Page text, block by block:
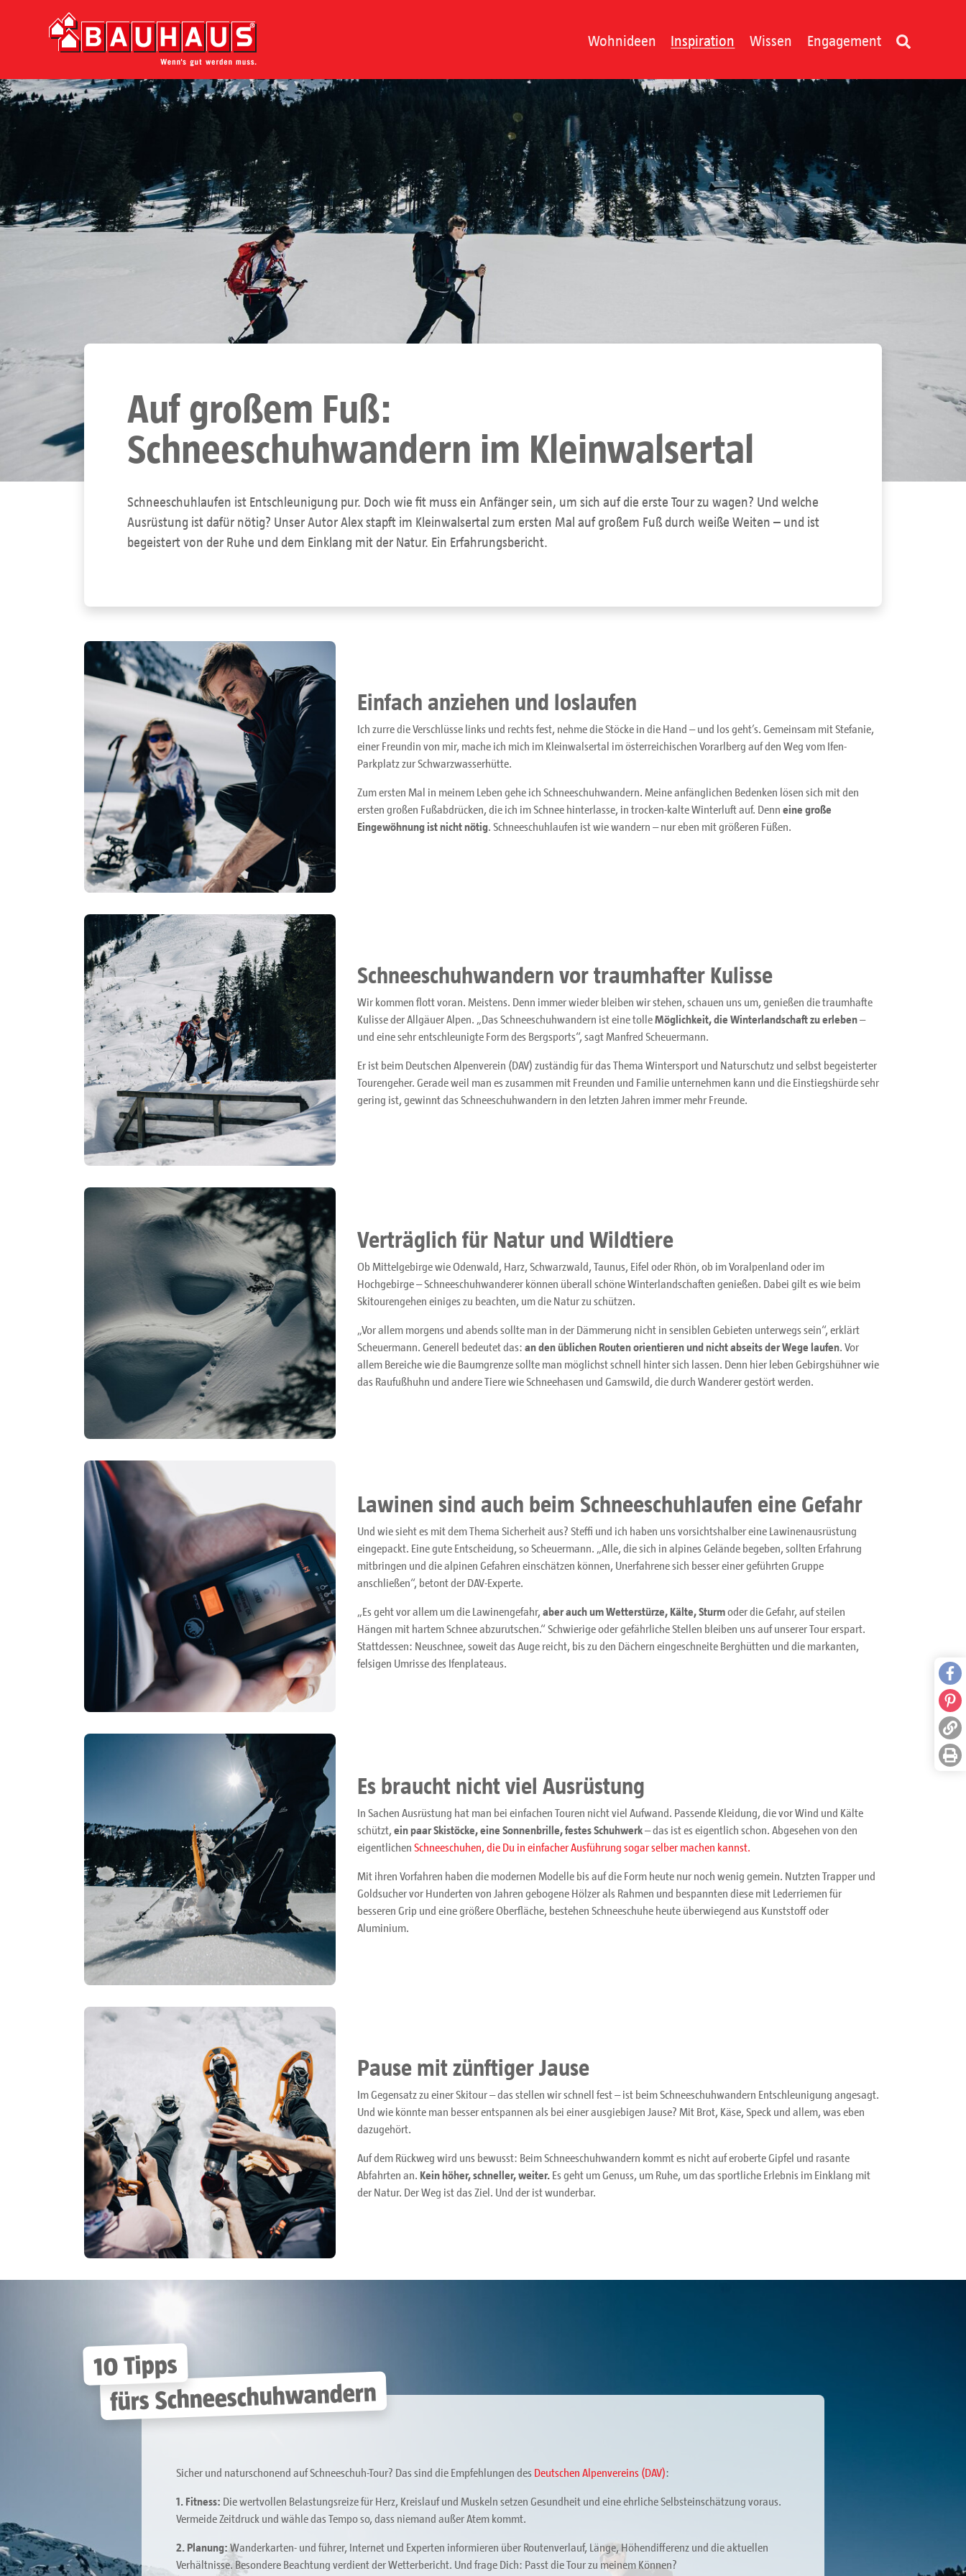
Wohnideen Inspiration Wissen Engagement
Auf großem Fuß:
Schneeschuhwandern im Kleinwalsertal
Schneeschuhlaufen ist Entschleunigung pur. Doch wie fit muss ein Anfänger sein, um sich auf die erste Tour zu wagen? Und welche
Ausrüstung ist dafür nötig? Unser Autor Alex stapft im Kleinwalsertal zum ersten Mal auf großem Fuß durch weiße Weiten – und ist
begeistert von der Ruhe und dem Einklang mit der Natur. Ein Erfahrungsbericht.
Einfach anziehen und loslaufen
Ich zurre die Verschlüsse links und rechts fest, nehme die Stöcke in die Hand – und los geht’s. Gemeinsam mit Stefanie,
einer Freundin von mir, mache ich mich im Kleinwalsertal im österreichischen Vorarlberg auf den Weg vom Ifen-
Parkplatz zur Schwarzwasserhütte.
Zum ersten Mal in meinem Leben gehe ich Schneeschuhwandern. Meine anfänglichen Bedenken lösen sich mit den
ersten großen Fußabdrücken, die ich im Schnee hinterlasse, in trocken-kalte Winterluft auf. Denn eine große
Eingewöhnung ist nicht nötig . Schneeschuhlaufen ist wie wandern – nur eben mit größeren Füßen.
Schneeschuhwandern vor traumhafter Kulisse
Wir kommen flott voran. Meistens. Denn immer wieder bleiben wir stehen, schauen uns um, genießen die traumhafte
Kulisse der Allgäuer Alpen. „Das Schneeschuhwandern ist eine tolleMöglichkeit, die Winterlandschaft zu erleben–
und eine sehr entschleunigte Form des Bergsports“, sagt Manfred Scheuermann.
Er ist beim Deutschen Alpenverein (DAV) zuständig für das Thema Wintersport und Naturschutz und selbst begeisterter
Tourengeher. Gerade weil man es zusammen mit Freunden und Familie unternehmen kann und die Einstiegshürde sehr
gering ist, gewinnt das Schneeschuhwandern in den letzten Jahren immer mehr Freunde.
Verträglich für Natur und Wildtiere
Ob Mittelgebirge wie Odenwald, Harz, Schwarzwald, Taunus, Eifel oder Rhön, ob im Voralpenland oder im
Hochgebirge – Schneeschuhwanderer können überall schöne Winterlandschaften genießen. Dabei gilt es wie beim
Skitourengehen einiges zu beachten, um die Natur zu schützen.
„Vor allem morgens und abends sollte man in der Dämmerung nicht in sensiblen Gebieten unterwegs sein“, erklärt
Scheuermann. Generell bedeutet das: an den üblichen Routen orientieren und nicht abseits der Wege laufen . Vor
allem Bereiche wie die Baumgrenze sollte man möglichst schnell hinter sich lassen. Denn hier leben Gebirgshühner wie
das Raufußhuhn und andere Tiere wie Schneehasen und Gamswild, die durch Wanderer gestört werden.
Lawinen sind auch beim Schneeschuhlaufen eine Gefahr
Und wie sieht es mit dem Thema Sicherheit aus? Steffi und ich haben uns vorsichtshalber eine Lawinenausrüstung
eingepackt. Eine gute Entscheidung, so Scheuermann. „Alle, die sich in alpines Gelände begeben, sollten Erfahrung
mitbringen und die alpinen Gefahren einschätzen können, Unerfahrene sich besser einer geführten Gruppe
anschließen“, betont der DAV-Experte.
„Es geht vor allem um die Lawinengefahr, aber auch um Wetterstürze, Kälte, Sturmoder die Gefahr, auf steilen
Hängen mit hartem Schnee abzurutschen.“ Schwierige oder gefährliche Stellen bleiben uns auf unserer Tour erspart.
Stattdessen: Neuschnee, soweit das Auge reicht, bis zu den Dächern eingeschneite Berghütten und die markanten,
felsigen Umrisse des Ifenplateaus.
Es braucht nicht viel Ausrüstung
In Sachen Ausrüstung hat man bei einfachen Touren nicht viel Aufwand. Passende Kleidung, die vor Wind und Kälte
schützt, ein paar Skistöcke, eine Sonnenbrille, festes Schuhwerk– das ist es eigentlich schon. Abgesehen von den
eigentlichen Schneeschuhen, die Du in einfacher Ausführung sogar selber machen kannst.
Mit ihren Vorfahren haben die modernen Modelle bis auf die Form heute nur noch wenig gemein. Nutzten Trapper und
Goldsucher vor Hunderten von Jahren gebogene Hölzer als Rahmen und bespannten diese mit Lederriemen für
besseren Grip und eine größere Oberfläche, bestehen Schneeschuhe heute überwiegend aus Kunststoff oder
Aluminium.
Pause mit zünftiger Jause
Im Gegensatz zu einer Skitour – das stellen wir schnell fest – ist beim Schneeschuhwandern Entschleunigung angesagt.
Und wie könnte man besser entspannen als bei einer ausgiebigen Jause? Mit Brot, Käse, Speck und allem, was eben
dazugehört.
Auf dem Rückweg wird uns bewusst: Beim Schneeschuhwandern kommt es nicht auf eroberte Gipfel und rasante
Abfahrten an. Kein höher, schneller, weiter. Es geht um Genuss, um Ruhe, um das sportliche Erlebnis im Einklang mit
der Natur. Der Weg ist das Ziel. Und der ist wunderbar.
10 Tipps
fürs Schneeschuhwandern
Sicher und naturschonend auf Schneeschuh-Tour? Das sind die Empfehlungen des Deutschen Alpenvereins (DAV):
1. Fitness: Die wertvollen Belastungsreize für Herz, Kreislauf und Muskeln setzen Gesundheit und eine ehrliche Selbsteinschätzung voraus.
Vermeide Zeitdruck und wähle das Tempo so, dass niemand außer Atem kommt.
2. Planung:Wanderkarten- und führer, Internet und Experten informieren über Routenverlauf, Länge, Höhendifferenz und die aktuellen
Verhältnisse. Besondere Beachtung verdient der Wetterbericht. Und frage Dich: Passt die Tour zu meinem Können?
Link